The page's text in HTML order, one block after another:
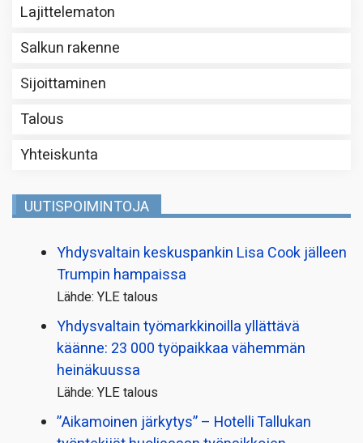
Lajittelematon
Salkun rakenne
Sijoittaminen
Talous
Yhteiskunta
UUTISPOIMINTOJA
Yhdysvaltain keskuspankin Lisa Cook jälleen
Trumpin hampaissa
Lähde: YLE talous
Yhdysvaltain työmarkkinoilla yllättävä
käänne: 23 000 työpaikkaa vähemmän
heinäkuussa
Lähde: YLE talous
”Aikamoinen järkytys” – Hotelli Tallukan